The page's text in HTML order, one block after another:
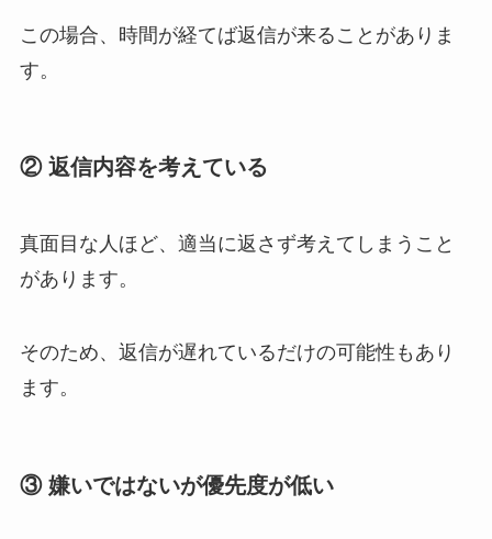
この場合、時間が経てば返信が来ることがありま
す。
② 返信内容を考えている
真面目な人ほど、適当に返さず考えてしまうこと
があります。
そのため、返信が遅れているだけの可能性もあり
ます。
③ 嫌いではないが優先度が低い